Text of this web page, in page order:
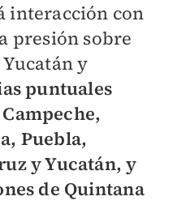
interacción con
presión sobre
y
puntuales
Puebla,
y Yucatán, y
de Quintana